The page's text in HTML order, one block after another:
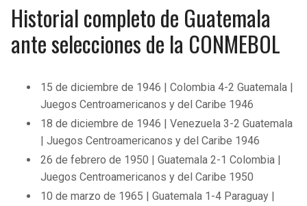
Historial completo de Guatemala
ante selecciones de la CONMEBOL
15 de diciembre de 1946 | Colombia 4-2 Guatemala |
Juegos Centroamericanos y del Caribe 1946
18 de diciembre de 1946 | Venezuela 3-2 Guatemala
| Juegos Centroamericanos y del Caribe 1946
26 de febrero de 1950 | Guatemala 2-1 Colombia |
Juegos Centroamericanos y del Caribe 1950
10 de marzo de 1965 | Guatemala 1-4 Paraguay |